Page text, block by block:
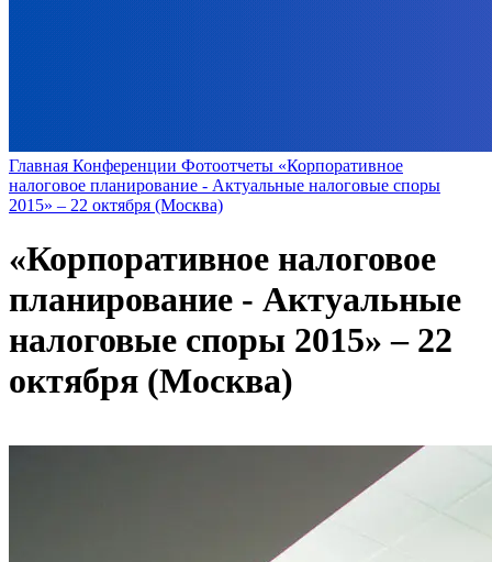
Главная Конференции Фотоотчеты «Корпоративное
налоговое планирование - Актуальные налоговые споры
2015» – 22 октября (Москва)
«Корпоративное налоговое
планирование - Актуальные
налоговые споры 2015» – 22
октября (Москва)